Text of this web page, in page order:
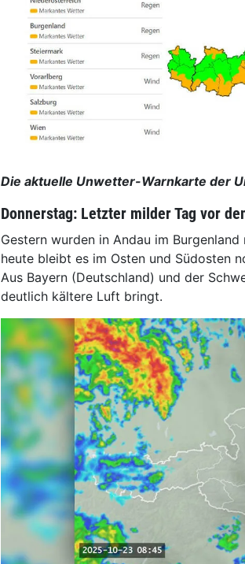
Die aktuelle Unwetter-Warnkarte der
Donnerstag: Letzter milder Tag vor
Gestern wurden in Andau im
heute bleibt es im Osten und Südosten
Aus Bayern (Deutschland) und der
deutlich kältere Luft bringt.